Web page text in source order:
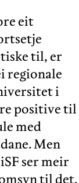
eit
til, er
regionale
i
positive til
med
Men
ser meir
til det.